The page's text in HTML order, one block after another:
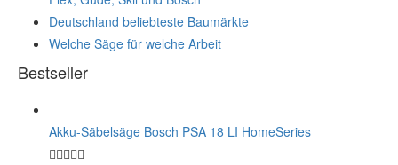
Deutschland beliebteste Baumärkte
Welche Säge für welche Arbeit
Bestseller
Akku-Säbelsäge Bosch PSA 18 LI HomeSeries